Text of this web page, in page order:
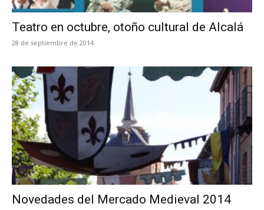
Teatro en octubre, otoño cultural de Alcalá
28 de septiembre de 2014
Novedades del Mercado Medieval 2014